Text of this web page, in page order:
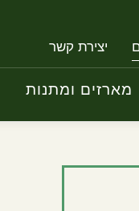
חליטות קרות
יצירת קשר
מארזים ומתנות